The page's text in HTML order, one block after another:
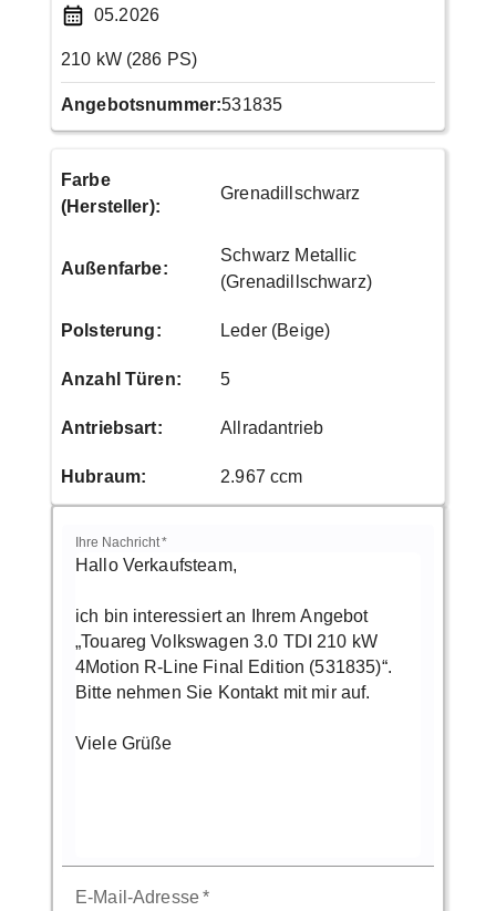
05.2026
210 kW (286 PS)
Angebotsnummer:531835
Farbe
(Hersteller):
Grenadillschwarz
Außenfarbe:
Schwarz Metallic
(Grenadillschwarz)
Polsterung: Leder (Beige)
Anzahl Türen: 5
Antriebsart: Allradantrieb
Hubraum: 2.967 ccm
Ihre Nachricht*
E-Mail-Adresse*